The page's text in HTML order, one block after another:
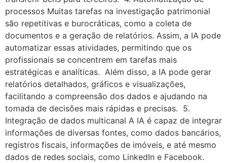
processos Muitas tarefas na investigação patrimonial
são repetitivas e burocráticas, como a coleta de
documentos e a geração de relatórios. Assim, a IA pode
automatizar essas atividades, permitindo que os
profissionais se concentrem em tarefas mais
estratégicas e analíticas. Além disso, a IA pode gerar
relatórios detalhados, gráficos e visualizações,
facilitando a compreensão dos dados e ajudando na
tomada de decisões mais rápidas e precisas. 5.
Integração de dados multicanal A IA é capaz de integrar
informações de diversas fontes, como dados bancários,
registros fiscais, informações de imóveis, e até mesmo
dados de redes sociais, como LinkedIn e Facebook.